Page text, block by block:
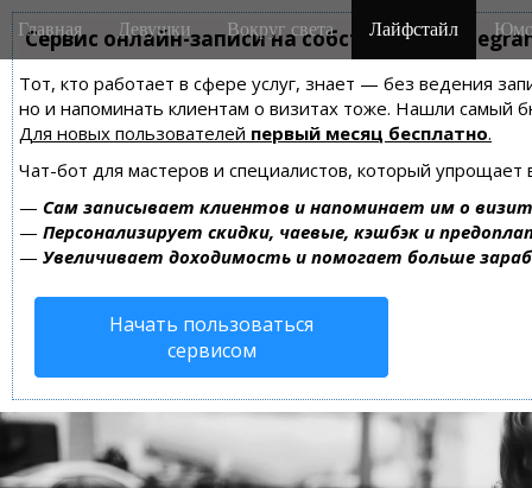
Сервис онлайн-записи на собственном
Тот, кто работает в сфере услуг, знает — без ведения
но и напоминать клиентам о визитах тоже. Нашли самый
Для новых пользователей первый месяц бесплатно.
Чат-бот для мастеров и специалистов, который упрощает
— Сам записывает клиентов и напоминает им о
— Персонализирует скидки, чаевые, кэшбэк и
— Увеличивает доходимость и помогает больше
Начать пользоваться
сервисом
M
a
n
m
e
n
u
i
Главная Девушки Вокруг света Лайфстайл